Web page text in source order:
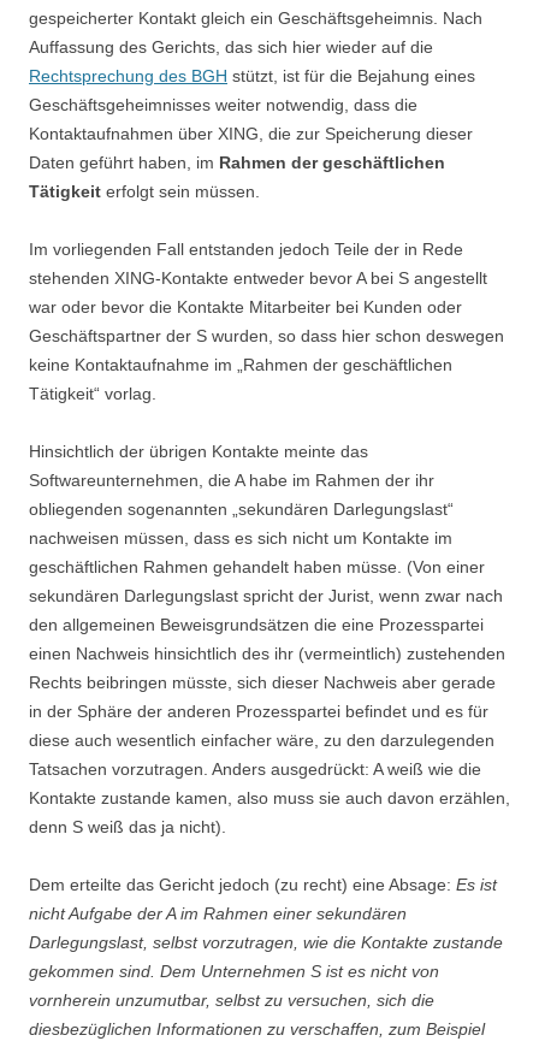
gespeicherter Kontakt gleich ein Geschäftsgeheimnis. Nach
Auffassung des Gerichts, das sich hier wieder auf die
Rechtsprechung des BGH stützt, ist für die Bejahung eines
Geschäftsgeheimnisses weiter notwendig, dass die
Kontaktaufnahmen über XING, die zur Speicherung dieser
Daten geführt haben, im Rahmen der geschäftlichen
Tätigkeit erfolgt sein müssen.
Im vorliegenden Fall entstanden jedoch Teile der in Rede
stehenden XING-Kontakte entweder bevor A bei S angestellt
war oder bevor die Kontakte Mitarbeiter bei Kunden oder
Geschäftspartner der S wurden, so dass hier schon deswegen
keine Kontaktaufnahme im „Rahmen der geschäftlichen
Tätigkeit“ vorlag.
Hinsichtlich der übrigen Kontakte meinte das
Softwareunternehmen, die A habe im Rahmen der ihr
obliegenden sogenannten „sekundären Darlegungslast“
nachweisen müssen, dass es sich nicht um Kontakte im
geschäftlichen Rahmen gehandelt haben müsse. (Von einer
sekundären Darlegungslast spricht der Jurist, wenn zwar nach
den allgemeinen Beweisgrundsätzen die eine Prozesspartei
einen Nachweis hinsichtlich des ihr (vermeintlich) zustehenden
Rechts beibringen müsste, sich dieser Nachweis aber gerade
in der Sphäre der anderen Prozesspartei befindet und es für
diese auch wesentlich einfacher wäre, zu den darzulegenden
Tatsachen vorzutragen. Anders ausgedrückt: A weiß wie die
Kontakte zustande kamen, also muss sie auch davon erzählen,
denn S weiß das ja nicht).
Dem erteilte das Gericht jedoch (zu recht) eine Absage: Es ist
nicht Aufgabe der A im Rahmen einer sekundären
Darlegungslast, selbst vorzutragen, wie die Kontakte zustande
gekommen sind. Dem Unternehmen S ist es nicht von
vornherein unzumutbar, selbst zu versuchen, sich die
diesbezüglichen Informationen zu verschaffen, zum Beispiel